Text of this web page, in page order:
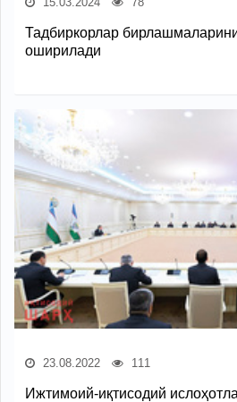
Тадбиркорлар
оширилади
23.08.2022 111
Ижтимоий-иқтисодий